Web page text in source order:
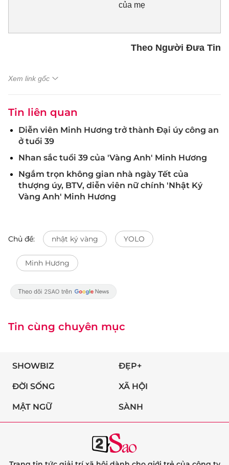
của mẹ
Theo Người Đưa Tin
Xem link gốc
Tin liên quan
Diễn viên Minh Hương trở thành Đại úy công an
ở tuổi 39
Nhan sắc tuổi 39 của 'Vàng Anh' Minh Hương
Ngắm trọn không gian nhà ngày Tết của
thượng úy, BTV, diễn viên nữ chính 'Nhật Ký
Vàng Anh' Minh Hương
Chủ đề: nhật ký vàng YOLO
Minh Hương
Tin cùng chuyên mục
SHOWBIZ ĐẸP+
ĐỜI SỐNG XÃ HỘI
MẬT NGỮ SÀNH